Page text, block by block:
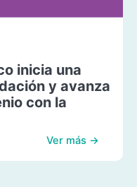
inicia una
y avanza
con la
Ver más →